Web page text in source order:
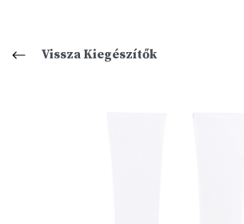
Vissza Kiegészítők